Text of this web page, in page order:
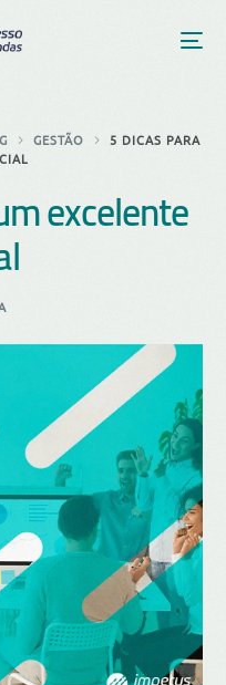
GESTÃO
5 DICAS PARA
excelente